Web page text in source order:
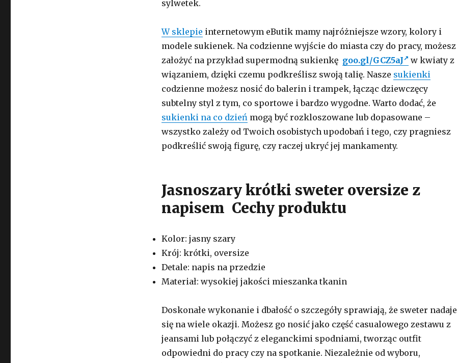
sylwetek.
W sklepie internetowym eButik mamy najróżniejsze wzory, kolory i
modele sukienek. Na codzienne wyjście do miasta czy do pracy, możesz
założyć na przykład supermodną sukienkę goo.gl/GCZ5aJ
w kwiaty z
wiązaniem, dzięki czemu podkreślisz swoją talię. Nasze sukienki
codzienne możesz nosić do balerin i trampek, łącząc dziewczęcy
subtelny styl z tym, co sportowe i bardzo wygodne. Warto dodać, że
sukienki na co dzieńmogą być rozkloszowane lub dopasowane –
wszystko zależy od Twoich osobistych upodobań i tego, czy pragniesz
podkreślić swoją figurę, czy raczej ukryć jej mankamenty.
Jasnoszary krótki sweter oversize z
napisem Cechy produktu
Kolor: jasny szary
Krój: krótki, oversize
Detale: napis na przedzie
Materiał: wysokiej jakości mieszanka tkanin
Doskonałe wykonanie i dbałość o szczegóły sprawiają, że sweter nadaje
się na wiele okazji. Możesz go nosić jako część casualowego zestawu z
jeansami lub połączyć z eleganckimi spodniami, tworząc outfit
odpowiedni do pracy czy na spotkanie. Niezależnie od wyboru,